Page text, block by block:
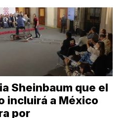
Sheinbaum que el
incluirá a México
por